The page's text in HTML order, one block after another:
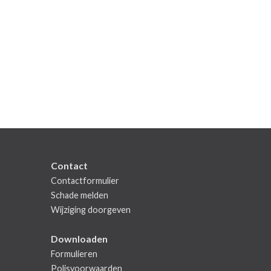
Contact
Contactformulier
Schade melden
Wijziging doorgeven
Downloaden
Formulieren
Polisvoorwaarden